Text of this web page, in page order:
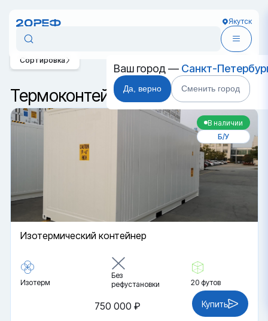
Якутск
Ваш город — Санкт-
Да, верно Сменить город
Термоконтейнеры в Якутске
Сортировка
В наличии
Б/У
Изотермический контейнер
Изотерм
Без
рефустановки
20 футов
750 000 ₽ Купить